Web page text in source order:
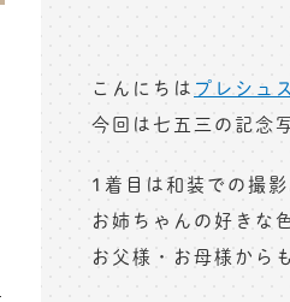
こんにちは プレシュ
今回は七五三の記念
1着目は和装での撮影
お姉ちゃんの好きな
お父様・お母様から